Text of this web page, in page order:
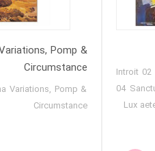
1 Une Des Tours
Book 1 No.12
Arabe For Alto
And Orchestra
01 Introit
04
Lux
Pomp &
Circumstance
Variations, Pomp &
Circumstance